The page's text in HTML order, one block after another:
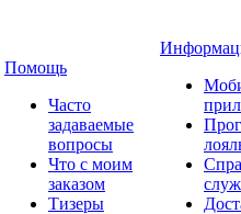
Помощь
Часто
задаваемые
вопросы
Что с моим
заказом
Тизеры